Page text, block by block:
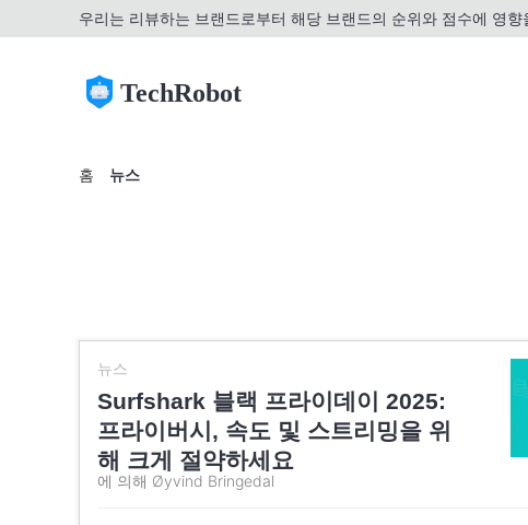
우리는 리뷰하는 브랜드로부터 해당 브랜드의 순위와 점수에 영
TechRobot
홈 뉴스
뉴스
Surfshark 블랙 프라이데이 2025:
프라이버시, 속도 및 스트리밍을 위
해 크게 절약하세요
에 의해 Øyvind Bringedal